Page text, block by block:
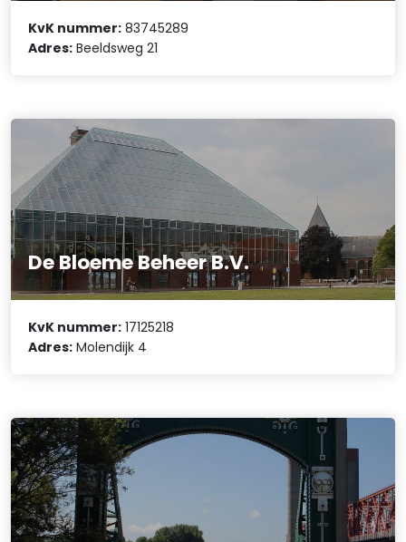
KvK nummer: 83745289
Adres: Beeldsweg 21
De Bloeme Beheer B.V.
KvK nummer: 17125218
Adres: Molendijk 4